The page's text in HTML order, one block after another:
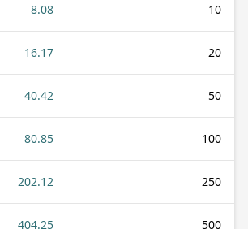
10
8.08
20
16.17
50
40.42
100
80.85
250
202.12
500
404.25